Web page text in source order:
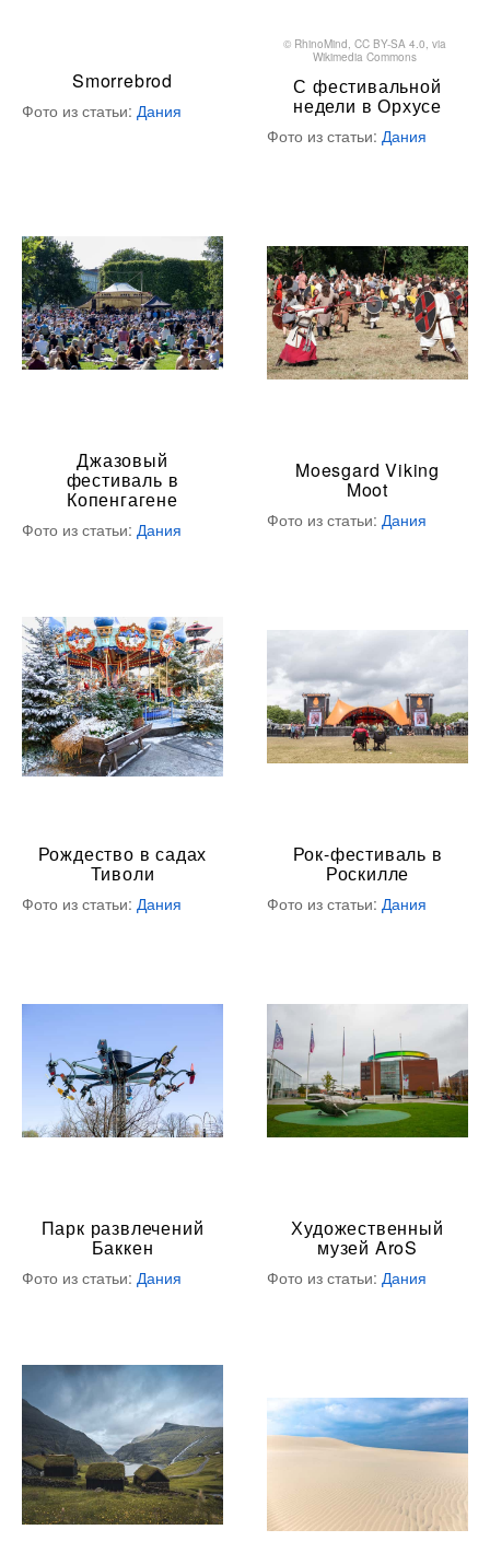
Smorrebrod
Фото из статьи: Дания
© RhinoMind, CC BY-SA 4.0, via
Wikimedia Commons
С фестивальной
недели в Орхусе
Фото из статьи: Дания
Джазовый
фестиваль в
Копенгагене
Фото из статьи: Дания
Moesgard Viking
Moot
Фото из статьи: Дания
Рождество в садах
Тиволи
Фото из статьи: Дания
Рок-фестиваль в
Роскилле
Фото из статьи: Дания
Парк развлечений
Баккен
Фото из статьи: Дания
Художественный
музей AroS
Фото из статьи: Дания